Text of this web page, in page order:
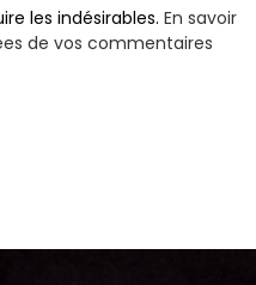
les indésirables.En savoir
de vos commentaires